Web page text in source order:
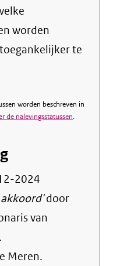
worden
te
worden beschreven in
de nalevingsstatussen.
2024
akkoord'door
van
Meren.